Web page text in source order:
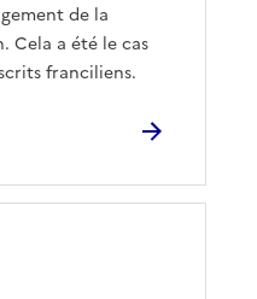
de la
Cela a été le cas
franciliens.